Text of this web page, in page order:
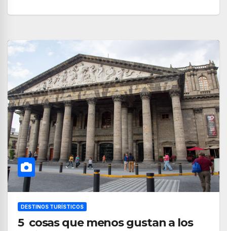
DESTINOS TURÍSTICOS
5 cosas que menos gustan a los